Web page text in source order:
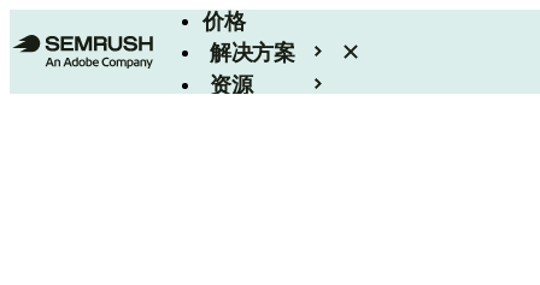
价格
解决方案
资源